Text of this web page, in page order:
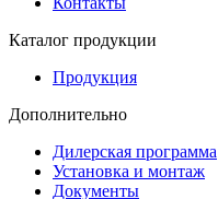
Каталог продукции
Продукция
Дополнительно
Дилерская программа
Установка и монтаж
Документы